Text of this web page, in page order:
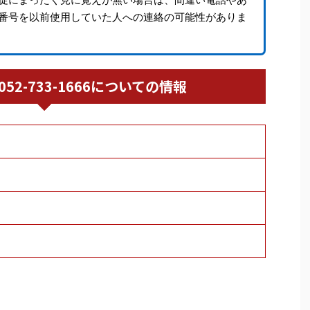
号を以前使用していた人への連絡の可能性がありま
733-1666についての情報